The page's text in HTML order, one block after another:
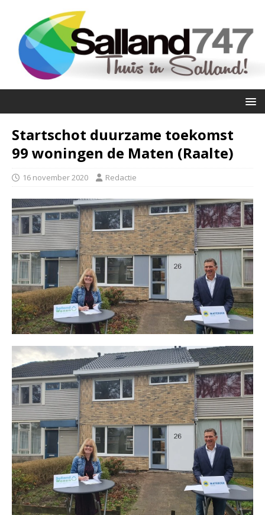
Startschot duurzame toekomst
99 woningen de Maten (Raalte)
16 november 2020 Redactie